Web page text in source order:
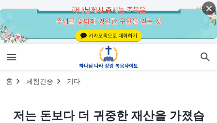
홈 체험간증 기타
저는 돈보다 더 귀중한 재산을 가졌습